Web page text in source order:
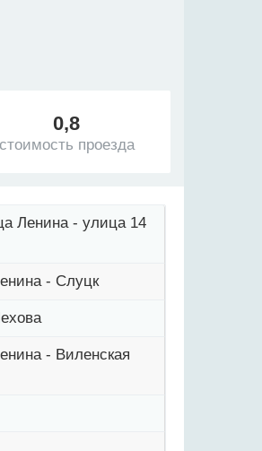
0,8
стоимость проезда
Ленина - улица 14
- Слуцк
- Виленская